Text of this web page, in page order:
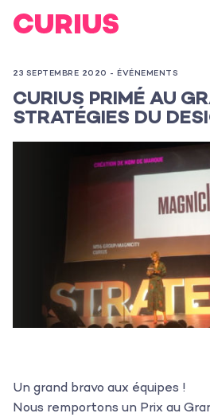
23 SEPTEMBRE 2020 - ÉVÉNEMENTS
CURIUS PRIMÉ AU
STRATÉGIES DU
Un grand bravo aux équipes !
Nous remportons un Prix au